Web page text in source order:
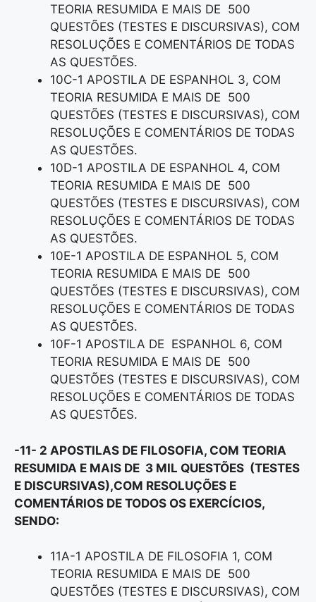
TEORIA RESUMIDA E MAIS DE 500
QUESTÕES (TESTES E DISCURSIVAS), COM
RESOLUÇÕES E COMENTÁRIOS DE TODAS
AS QUESTÕES.
10C-1 APOSTILA DE ESPANHOL 3, COM
TEORIA RESUMIDA E MAIS DE 500
QUESTÕES (TESTES E DISCURSIVAS), COM
RESOLUÇÕES E COMENTÁRIOS DE TODAS
AS QUESTÕES.
10D-1 APOSTILA DE ESPANHOL 4, COM
TEORIA RESUMIDA E MAIS DE 500
QUESTÕES (TESTES E DISCURSIVAS), COM
RESOLUÇÕES E COMENTÁRIOS DE TODAS
AS QUESTÕES.
10E-1 APOSTILA DE ESPANHOL 5, COM
TEORIA RESUMIDA E MAIS DE 500
QUESTÕES (TESTES E DISCURSIVAS), COM
RESOLUÇÕES E COMENTÁRIOS DE TODAS
AS QUESTÕES.
10F-1 APOSTILA DE ESPANHOL 6, COM
TEORIA RESUMIDA E MAIS DE 500
QUESTÕES (TESTES E DISCURSIVAS), COM
RESOLUÇÕES E COMENTÁRIOS DE TODAS
AS QUESTÕES.
-11- 2 APOSTILAS DE FILOSOFIA, COM TEORIA
RESUMIDA E MAIS DE 3 MIL QUESTÕES (TESTES
E DISCURSIVAS),COM RESOLUÇÕES E
COMENTÁRIOS DE TODOS OS EXERCÍCIOS,
SENDO:
11A-1 APOSTILA DE FILOSOFIA 1, COM
TEORIA RESUMIDA E MAIS DE 500
QUESTÕES (TESTES E DISCURSIVAS), COM